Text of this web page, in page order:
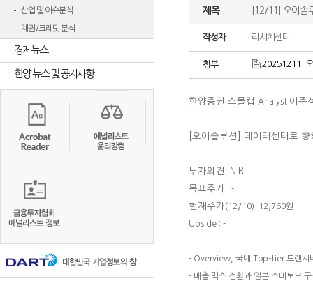
산업 및 이슈분석
채권/크레딧 분석
경제뉴스
한양 뉴스 및 공지사항
제목 [12/11] 오이솔
작성자 리서치센터
첨부 20251211_
한양증권 스몰캡 Analyst 이준
[오이솔루션] 데이터센터로 향
투자의견: N.R
목표주가 : -
현재주가(12/10): 12,760원
Upside : -
- Overview, 국내 Top-tier 트랜시
- 매출 믹스 전환과 일본 스미토모